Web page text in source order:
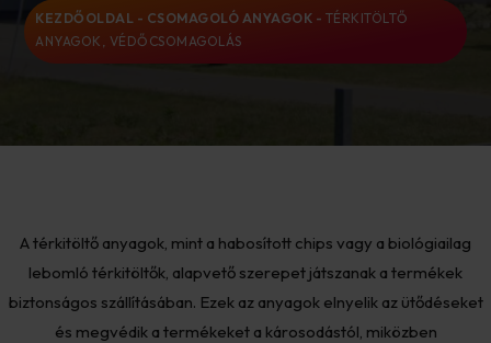
KEZDŐOLDAL - CSOMAGOLÓ ANYAGOK - TÉRKITÖLTŐ
ANYAGOK, VÉDŐCSOMAGOLÁS
A térkitöltő anyagok, mint a habosított chips vagy a biológiailag
lebomló térkitöltők, alapvető szerepet játszanak a termékek
biztonságos szállításában. Ezek az anyagok elnyelik az ütődéseket
és megvédik a termékeket a károsodástól, miközben